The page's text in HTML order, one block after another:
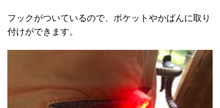
フックがついているので、ポケットやかばんに取り
付けができます。